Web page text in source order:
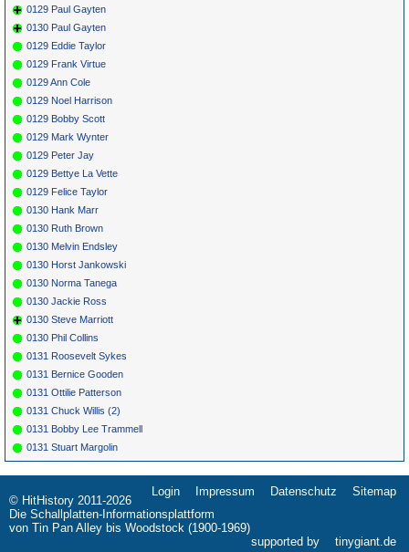
0129 Paul Gayten
0130 Paul Gayten
0129 Eddie Taylor
0129 Frank Virtue
0129 Ann Cole
0129 Noel Harrison
0129 Bobby Scott
0129 Mark Wynter
0129 Peter Jay
0129 Bettye La Vette
0129 Felice Taylor
0130 Hank Marr
0130 Ruth Brown
0130 Melvin Endsley
0130 Horst Jankowski
0130 Norma Tanega
0130 Jackie Ross
0130 Steve Marriott
0130 Phil Collins
0131 Roosevelt Sykes
0131 Bernice Gooden
0131 Ottilie Patterson
0131 Chuck Willis (2)
0131 Bobby Lee Trammell
0131 Stuart Margolin
Navigation
überspringen
Login Impressum Datenschutz Sitemap
© HitHistory 2011-2026
Die Schallplatten-Informationsplattform
von Tin Pan Alley bis Woodstock (1900-1969)
supported by
tinygiant.de